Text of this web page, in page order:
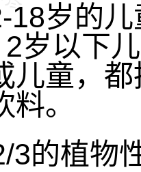
18岁的
岁以下
儿童，
。
3的植物